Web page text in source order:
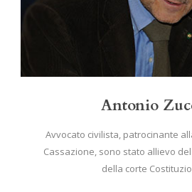
Antonio
Avvocato civilista, patrocinante
Cassazione, sono stato allievo
della corte